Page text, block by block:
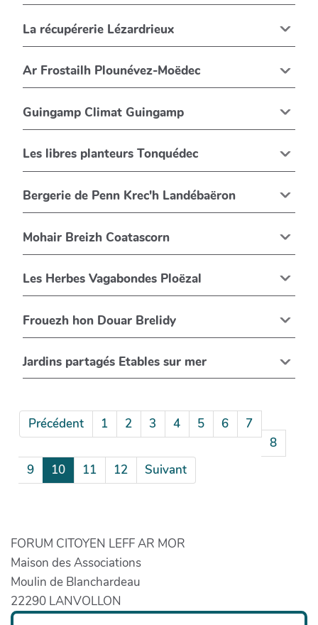
La récupérerie Lézardrieux
Ar Frostailh Plounévez-Moëdec
Guingamp Climat Guingamp
Les libres planteurs Tonquédec
Bergerie de Penn Krec'h Landébaëron
Mohair Breizh Coatascorn
Les Herbes Vagabondes Ploëzal
Frouezh hon Douar Brelidy
Jardins partagés Etables sur mer
Précédent 1 2 3 4 5 6
7
8
9
10 11 12 Suivant
FORUM CITOYEN LEFF AR MOR
Maison des Associations
Moulin de Blanchardeau
22290 LANVOLLON